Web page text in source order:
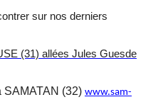
sur nos derniers
(31) allées Jules Guesde
SAMATAN (32) www.sam-